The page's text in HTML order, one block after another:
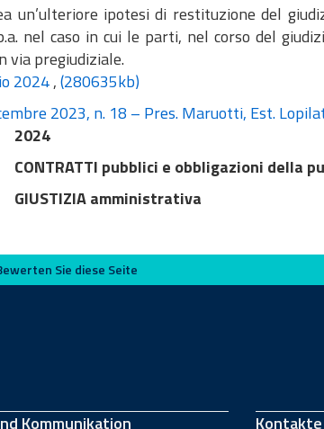
un’ulteriore ipotesi di restituzione del
nel caso in cui le parti, nel corso del
via pregiudiziale.
2024,(280635kb)
2023, n. 18 – Pres. Maruotti, Est.
2024
CONTRATTI pubblici e obbligazioni della
GIUSTIZIA amministrativa
Sie diese Seite
Kommunikation Kontakte